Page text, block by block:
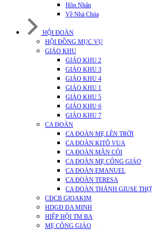
Hôn Nhân
Về Nhà Chúa
HỘI ĐOÀN
HỘI ĐỒNG MỤC VỤ
GIÁO KHU
GIÁO KHU 2
GIÁO KHU 3
GIÁO KHU 4
GIÁO KHU 1
GIÁO KHU 5
GIÁO KHU 6
GIÁO KHU 7
CA ĐOÀN
CA ĐOÀN MẸ LÊN TRỜI
CA ĐOÀN KITÔ VUA
CA ĐOÀN MÂN CÔI
CA ĐOÀN MẸ CÔNG GIÁO
CA ĐOÀN EMANUEL
CA ĐOÀN TERESA
CA ĐOÀN THÁNH GIUSE THỢ
CĐCB GIOAKIM
HDGĐ ĐA MINH
HIỆP HỘI TM BA
MẸ CÔNG GIÁO